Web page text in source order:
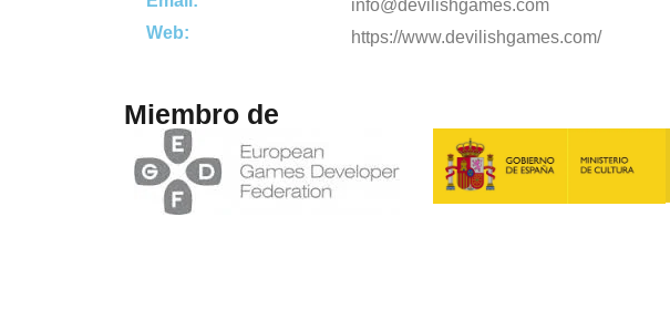
info@devilishgames.com
Web:
https://www.devilishgames.com/
Miembro de